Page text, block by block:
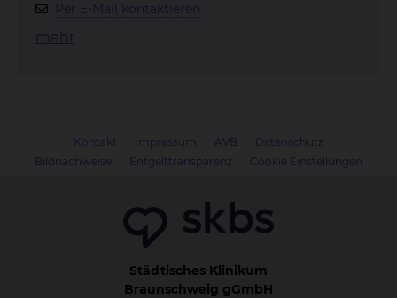
Per E-Mail kontaktieren
mehr
Kontakt Impressum AVB
Datenschutz
Bildnachweise
Entgelttransparenz Cookie Einstellungen
Städtisches Klinikum
Braunschweig gGmbH